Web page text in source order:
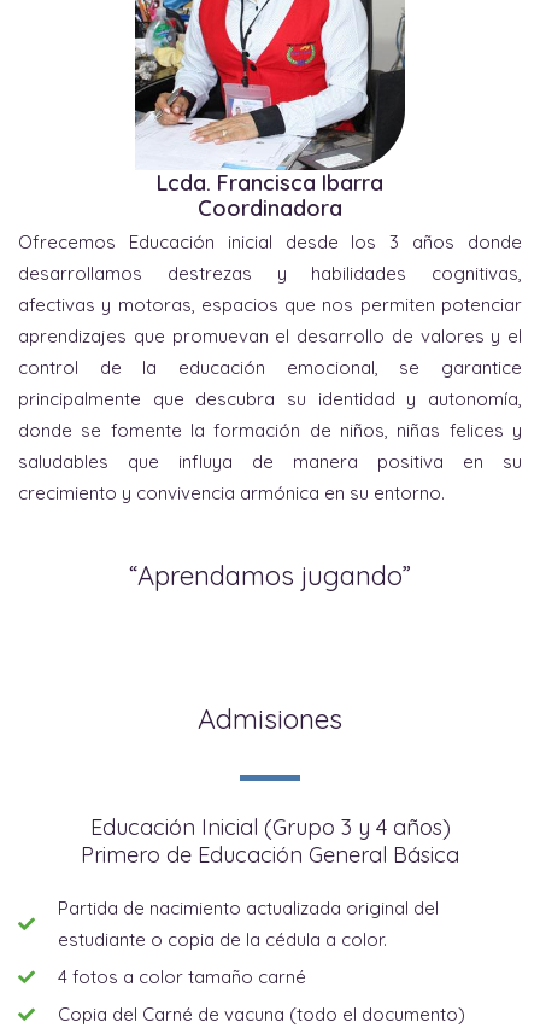
Lcda. Francisca Ibarra
Coordinadora
Ofrecemos Educación inicial desde los 3 años donde
desarrollamos destrezas y habilidades cognitivas,
afectivas y motoras, espacios que nos permiten potenciar
aprendizajes que promuevan el desarrollo de valores y el
control de la educación emocional, se garantice
principalmente que descubra su identidad y autonomía,
donde se fomente la formación de niños, niñas felices y
saludables que influya de manera positiva en su
crecimiento y convivencia armónica en su entorno.
“Aprendamos jugando”
Admisiones
Educación Inicial (Grupo 3 y 4 años)
Primero de Educación General Básica
Partida de nacimiento actualizada original del
estudiante o copia de la cédula a color.
4 fotos a color tamaño carné
Copia del Carné de vacuna (todo el documento)